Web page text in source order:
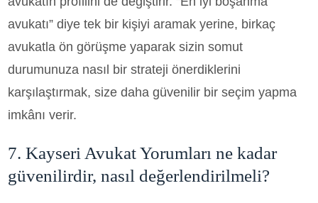
avukatı” diye tek bir kişiyi aramak yerine, birkaç
avukatla ön görüşme yaparak sizin somut
durumunuza nasıl bir strateji önerdiklerini
karşılaştırmak, size daha güvenilir bir seçim yapma
imkânı verir.
7. Kayseri Avukat Yorumları ne kadar
güvenilirdir, nasıl değerlendirilmeli?